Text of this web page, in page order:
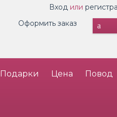
Вход или
Оформить заказ
Подарки Цена Повод